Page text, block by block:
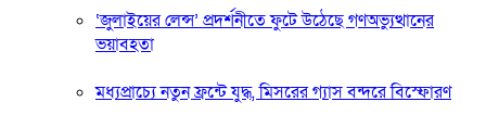
‘জুলাইয়ের লেন্স’ প্রদর্শনীতে ফুটে উঠেছে গণঅভ্যুত্থানের
ভয়াবহতা
মধ্যপ্রাচ্যে নতুন ফ্রন্টে যুদ্ধ, মিসরের গ্যাস বন্দরে বিস্ফোরণ